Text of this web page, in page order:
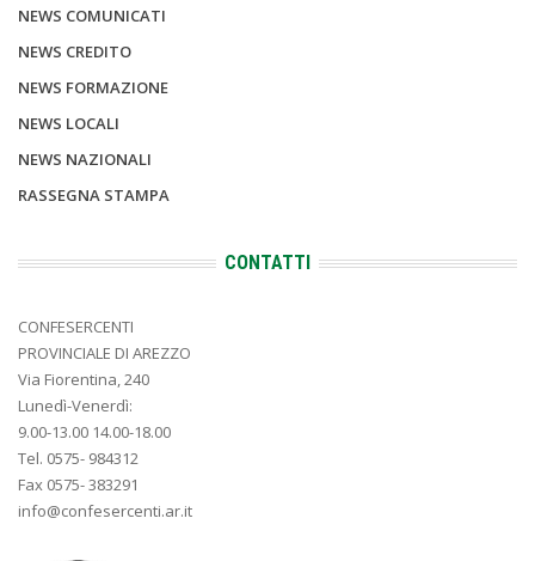
NEWS COMUNICATI
NEWS CREDITO
NEWS FORMAZIONE
NEWS LOCALI
NEWS NAZIONALI
RASSEGNA STAMPA
CONTATTI
CONFESERCENTI
PROVINCIALE DI AREZZO
Via Fiorentina, 240
Lunedì-Venerdì:
9.00-13.00 14.00-18.00
Tel. 0575- 984312
Fax 0575- 383291
info@confesercenti.ar.it